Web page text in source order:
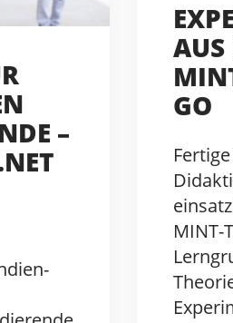
–
AUS
GO
MINT-